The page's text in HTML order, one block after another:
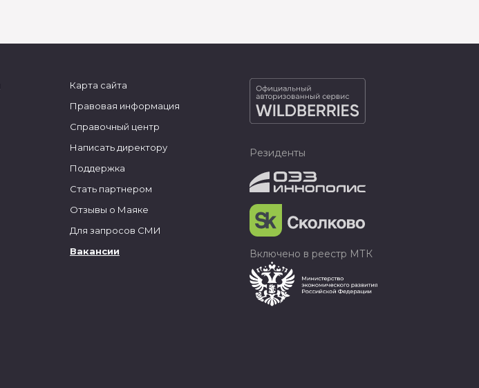
Карта сайта
Правовая информация
Справочный центр
Написать директору
Поддержка
Стать партнером
Отзывы о Маяке
Для запросов СМИ
Вакансии
Резиденты
Включено в реестр МТК